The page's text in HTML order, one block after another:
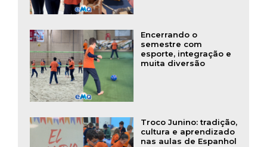
Encerrando o
semestre com
esporte, integração e
muita diversão
Troco Junino: tradição,
cultura e aprendizado
nas aulas de Espanhol